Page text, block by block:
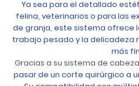
Ya sea para el detallado
felina, veterinarios o para las
de granja, este sistema ofrece
trabajo pesado y la delicadeza
más
Gracias a su sistema de
pasar de un corte quirúrgico a